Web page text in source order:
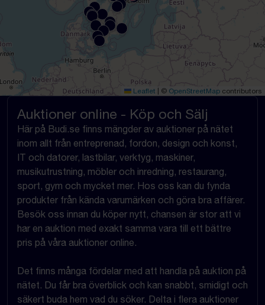
Leaflet | © OpenStreetMap contributors
Auktioner online - Köp och Sälj
Här på Budi.se finns mängder av auktioner på nätet
inom allt från entreprenad, fordon, design och konst,
IT och datorer, lastbilar, verktyg, maskiner,
musikutrustning, möbler och inredning, restaurang,
sport, gym och mycket mer. Hos oss kan du fynda
produkter från kända varumärken och göra bra affärer.
Besök oss innan du köper nytt, chansen är stor att vi
har en auktion med exakt samma vara till ett bättre
pris på våra auktioner online.
Det finns många fördelar med att handla på auktion på
nätet. Du får bra överblick och kan snabbt, smidigt och
säkert buda hem vad du söker. Delta i flera auktioner